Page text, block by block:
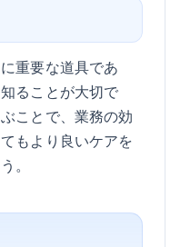
重要な道具であ
ることが大切で
ことで、業務の効
もより良いケアを
。